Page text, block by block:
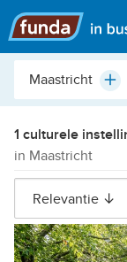
Hoofdmenu
Plaats,
etc.
1 culturele
in Maastricht